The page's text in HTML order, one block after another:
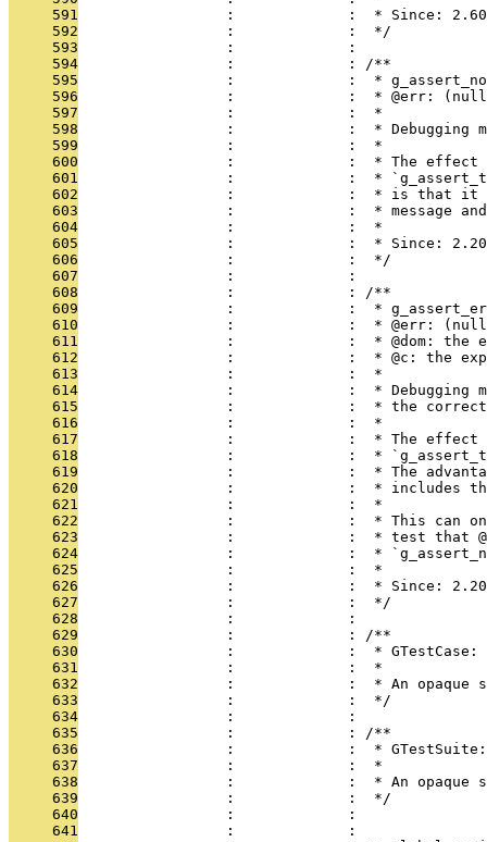
     591
                 :             :  * Since: 2.60
     592
                 :             :  */
     593
                 :             :
     594
                 :             : /**
     595
:             :  *
     596
:             :  * @err:
     597
                 :             :  *
     598
:             :  * Debugging
     599
                 :             :  *
     600
:             :  * The
     601
:             :  *
     602
:             :  * is that
     603
:             :  * message
     604
                 :             :  *
     605
                 :             :  * Since: 2.20
     606
                 :             :  */
     607
                 :             :
     608
                 :             : /**
     609
:             :  *
     610
:             :  * @err:
     611
:             :  * @dom: the
     612
:             :  * @c: the
     613
                 :             :  *
     614
:             :  * Debugging
     615
:             :  * the
     616
                 :             :  *
     617
:             :  * The
     618
:             :  *
     619
:             :  * The
     620
:             :  * includes
     621
                 :             :  *
     622
:             :  * This can
     623
:             :  * test that
     624
:             :  *
     625
                 :             :  *
     626
                 :             :  * Since: 2.20
     627
                 :             :  */
     628
                 :             :
     629
                 :             : /**
     630
                 :             :  * GTestCase:
     631
                 :             :  *
     632
:             :  * An opaque
     633
                 :             :  */
     634
                 :             :
     635
                 :             : /**
     636
                 :             :  * GTestSuite:
     637
                 :             :  *
     638
:             :  * An opaque
     639
                 :             :  */
     640
                 :             :
     641
                 :             :